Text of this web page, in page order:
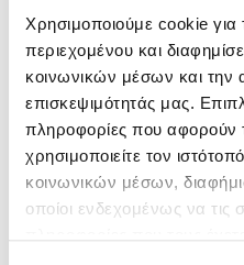
Χρησιμοποιούμε cookie για
περιεχομένου και
κοινωνικών μέσων και την
επισκεψιμότητάς μας.
πληροφορίες που αφορούν
χρησιμοποιείτε τον
κοινωνικών μέσων,
οποίοι ενδεχομένως να
Απόθεμα: Μη διαθέσιμο